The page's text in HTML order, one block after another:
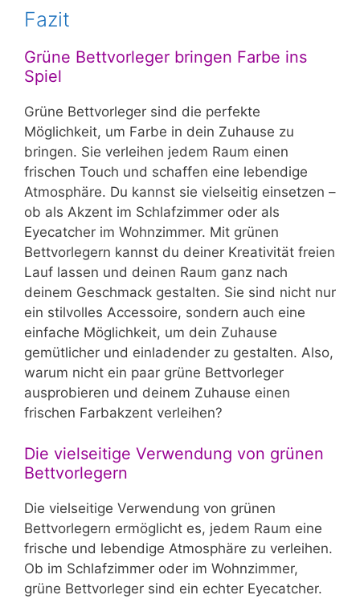
Fazit
Grüne Bettvorleger bringen Farbe ins
Spiel
Grüne Bettvorleger sind die perfekte
Möglichkeit, um Farbe in dein Zuhause zu
bringen. Sie verleihen jedem Raum einen
frischen Touch und schaffen eine lebendige
Atmosphäre. Du kannst sie vielseitig einsetzen –
ob als Akzent im Schlafzimmer oder als
Eyecatcher im Wohnzimmer. Mit grünen
Bettvorlegern kannst du deiner Kreativität freien
Lauf lassen und deinen Raum ganz nach
deinem Geschmack gestalten. Sie sind nicht nur
ein stilvolles Accessoire, sondern auch eine
einfache Möglichkeit, um dein Zuhause
gemütlicher und einladender zu gestalten. Also,
warum nicht ein paar grüne Bettvorleger
ausprobieren und deinem Zuhause einen
frischen Farbakzent verleihen?
Die vielseitige Verwendung von grünen
Bettvorlegern
Die vielseitige Verwendung von grünen
Bettvorlegern ermöglicht es, jedem Raum eine
frische und lebendige Atmosphäre zu verleihen.
Ob im Schlafzimmer oder im Wohnzimmer,
grüne Bettvorleger sind ein echter Eyecatcher.